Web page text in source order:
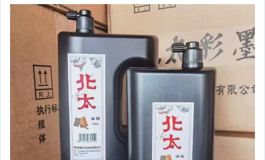
手錶與飾品配件
家電與影音視聽